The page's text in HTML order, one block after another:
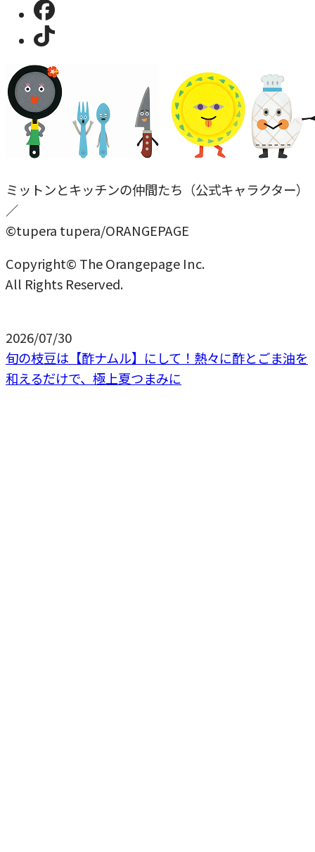
ミットンとキッチンの仲間たち（公式キャラクター）
／
©tupera tupera/ORANGEPAGE
Copyright© The Orangepage Inc.
All Rights Reserved.
2026/07/30
旬の枝豆は【酢ナムル】にして！熱々に酢とごま油を
和えるだけで、極上夏つまみに